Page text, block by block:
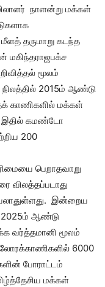
நாளன்று மக்கள்
தருமாறு கடந்த
மகிந்தராஜபக்ச
மூலம்
2015ம் ஆண்டு
காணிகளில் மக்கள்
இதில் கமண்டோ
200
பெறாதவாறு
விலத்தப்படாது
இன்றைய
2025ம் ஆண்டு
வர்த்தமானி மூலம்
6000
போராட்டம்
மக்கள்